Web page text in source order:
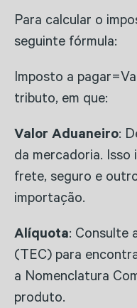
Para calcular o
seguinte fórmula:
Imposto a
tributo, em que:
Valor Aduaneiro:
da mercadoria.
frete, seguro e
importação.
Alíquota: Consulte
(TEC) para
a Nomenclatura
produto.